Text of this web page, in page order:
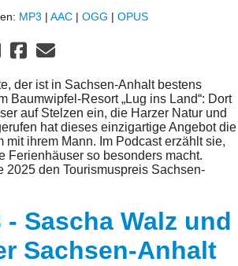
MP3 | AAC | OGG | OPUS
der ist in Sachsen-Anhalt bestens
Baumwipfel-Resort „Lug ins Land“: Dort
auf Stelzen ein, die Harzer Natur und
hat dieses einzigartige Angebot die
mit ihrem Mann. Im Podcast erzählt sie,
Ferienhäuser so besonders macht.
2025 den Tourismuspreis Sachsen-
Sascha Walz und
Sachsen-Anhalt